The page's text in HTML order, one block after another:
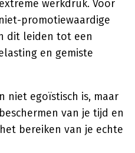
werkdruk. Voor
promotiewaardige
dit leiden tot een
en gemiste
niet egoïstisch is, maar
van je tijd en
bereiken van je echte